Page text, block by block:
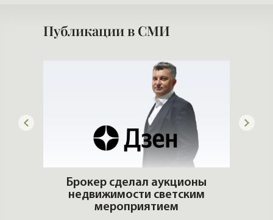
Публикации в СМИ
Брокер сделал аукционы
недвижимости светским
мероприятием